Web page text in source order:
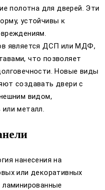
полотна для дверей. Эти
устойчивы к
является ДСП или МДФ,
что позволяет
Новые виды
создавать двери с
видом,
металл.
нанесения на
или декоративных